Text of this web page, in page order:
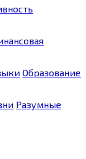
Образование
Разумные